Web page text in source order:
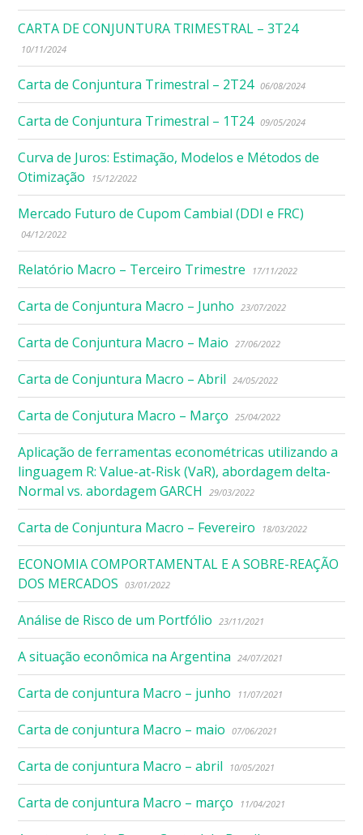
CARTA DE CONJUNTURA TRIMESTRAL – 3T24
10/11/2024
Carta de Conjuntura Trimestral – 2T24 06/08/2024
Carta de Conjuntura Trimestral – 1T24 09/05/2024
Curva de Juros: Estimação, Modelos e Métodos de
Otimização
15/12/2022
Mercado Futuro de Cupom Cambial (DDI e FRC)
04/12/2022
Relatório Macro – Terceiro Trimestre 17/11/2022
Carta de Conjuntura Macro – Junho 23/07/2022
Carta de Conjuntura Macro – Maio 27/06/2022
Carta de Conjuntura Macro – Abril 24/05/2022
Carta de Conjutura Macro – Março 25/04/2022
Aplicação de ferramentas econométricas utilizando a
linguagem R: Value-at-Risk (VaR), abordagem delta-
Normal vs. abordagem GARCH
29/03/2022
Carta de Conjuntura Macro – Fevereiro 18/03/2022
ECONOMIA COMPORTAMENTAL E A SOBRE-REAÇÃO
DOS MERCADOS
03/01/2022
Análise de Risco de um Portfólio 23/11/2021
A situação econômica na Argentina 24/07/2021
Carta de conjuntura Macro – junho 11/07/2021
Carta de conjuntura Macro – maio 07/06/2021
Carta de conjuntura Macro – abril 10/05/2021
Carta de conjuntura Macro – março 11/04/2021